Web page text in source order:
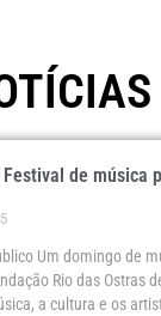
de música
Um domingo de
Rio das Ostras
a cultura e os